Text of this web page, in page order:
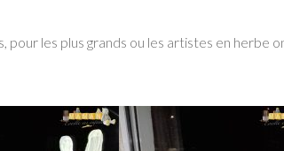
les plus grands ou les artistes en herbe